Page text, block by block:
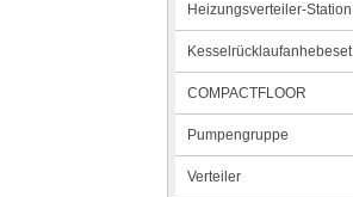
Heizungsverteiler-Station
Kesselrücklaufanhebeset
COMPACTFLOOR
Pumpengruppe
Verteiler